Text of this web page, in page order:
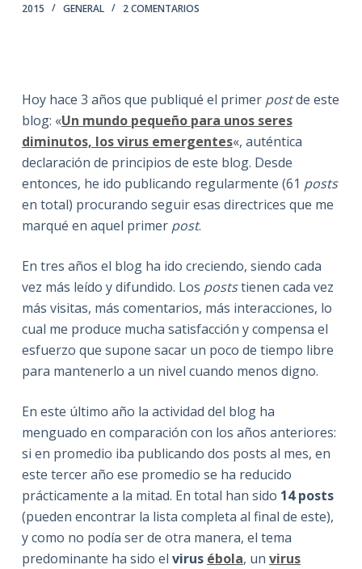
2015
GENERAL 2 COMENTARIOS
Hoy hace 3 años que publiqué el primer postde este
blog: «Un mundo pequeño para unos seres
diminutos, los virus emergentes«, auténtica
declaración de principios de este blog. Desde
entonces, he ido publicando regularmente (61 posts
en total) procurando seguir esas directrices que me
marqué en aquel primer post.
En tres años el blog ha ido creciendo, siendo cada
vez más leído y difundido. Los poststienen cada vez
más visitas, más comentarios, más interacciones, lo
cual me produce mucha satisfacción y compensa el
esfuerzo que supone sacar un poco de tiempo libre
para mantenerlo a un nivel cuando menos digno.
En este último año la actividad del blog ha
menguado en comparación con los años anteriores:
si en promedio iba publicando dos posts al mes, en
este tercer año ese promedio se ha reducido
prácticamente a la mitad. En total han sido 14 posts
(pueden encontrar la lista completa al final de este),
y como no podía ser de otra manera, el tema
predominante ha sido el virus ébola, un virus